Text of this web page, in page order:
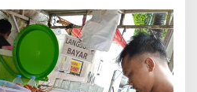
n
g
B
i
k
i